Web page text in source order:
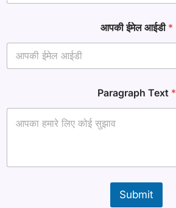
a
p
h
T
x
आपकी ईमेल आईडी *
Paragraph Text *
Submit